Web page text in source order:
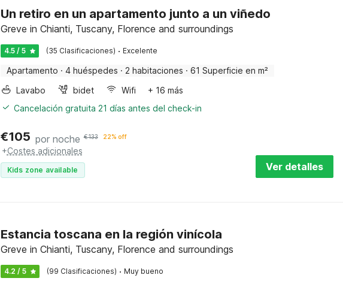
Un retiro en un apartamento junto a un viñedo
Greve in Chianti, Tuscany, Florence and surroundings
4.5 / 5 (35 Clasificaciones) · Excelente
Apartamento · 4 huéspedes · 2 habitaciones · 61 Superficie en m²
Lavabo
bidet Wifi
+ 16 más
Cancelación gratuita 21 días antes del check-in
€105 por noche €133 22% off
+Costes adicionales
Kids zone available Ver detalles
Estancia toscana en la región vinícola
Greve in Chianti, Tuscany, Florence and surroundings
4.2 / 5 (99 Clasificaciones) · Muy bueno